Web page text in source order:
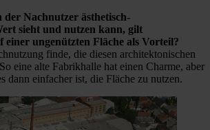
Nachnutzer ästhetisch-
sieht und nutzen kann, gilt
einer ungenützten Fläche als Vorteil?
finde, die diesen architektonischen
eine alte Fabrikhalle hat einen Charme, aber
dann einfacher ist, die Fläche zu nutzen.